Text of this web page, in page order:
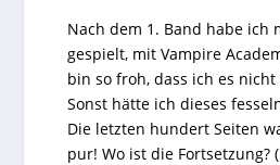
Nach dem 1. Band habe ich
gespielt, mit Vampire
bin so froh, dass ich es
Sonst hätte ich dieses
Die letzten hundert Seiten
pur! Wo ist die Fortsetzung?